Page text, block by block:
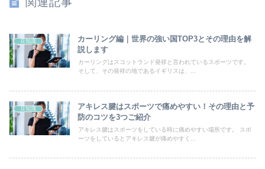
豆知識
カーリング編｜世界の強い国TOP3とその理由を解
説します
カーリングはスコットランド発祥と言われているスポーツです。
そして、その発祥の地であるイギリスは、...
豆知識
アキレス腱はスポーツで痛めやすい！その理由と予
防のコツを3つご紹介
アキレス腱はスポーツをしている時に痛めやすい場所です。 スポ
ーツをしているとアキレス腱が痛めやすく...